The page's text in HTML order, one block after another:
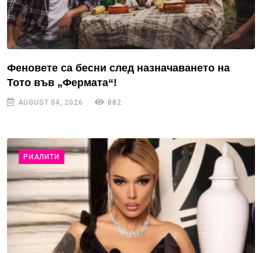
Феновете са бесни след назначаването на
Тото във „Фермата“!
AUGUST 04, 2026 882
РИАЛИТИ